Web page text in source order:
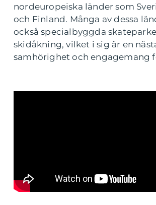
nordeuropeiska länder som
och Finland. Många av dessa
också specialbyggda
skidåkning, vilket i sig är en
samhörighet och engagemang